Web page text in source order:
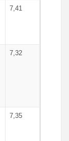
7,41
7,32
7,35